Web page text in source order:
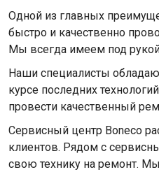
Одной из главных
быстро и качественно
Мы всегда имеем под
Наши специалисты
курсе последних
провести качественный
Сервисный центр Boneco
клиентов. Рядом с
свою технику на ремонт.